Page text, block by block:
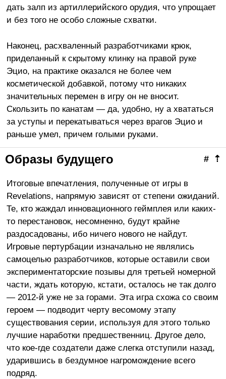
дать залп из артиллерийского орудия, что упрощает
и без того не особо сложные схватки.
Наконец, расхваленный разработчиками крюк,
приделанный к скрытому клинку на правой руке
Эцио, на практике оказался не более чем
косметической добавкой, потому что никаких
значительных перемен в игру он не вносит.
Скользить по канатам — да, удобно, ну а хвататься
за уступы и перекатываться через врагов Эцио и
раньше умел, причем голыми руками.
⇡
#
Образы будущего
Итоговые впечатления, полученные от игры в
Revelations, напрямую зависят от степени ожиданий.
Те, кто жаждал инновационного геймплея или каких-
то перестановок, несомненно, будут крайне
раздосадованы, ибо ничего нового не найдут.
Игровые пертурбации изначально не являлись
самоцелью разработчиков, которые оставили свои
экспериментаторские позывы для третьей номерной
части, ждать которую, кстати, осталось не так долго
— 2012-й уже не за горами. Эта игра схожа со своим
героем — подводит черту весомому этапу
существования серии, используя для этого только
лучшие наработки предшественниц. Другое дело,
что кое-где создатели даже слегка отступили назад,
ударившись в бездумное нагромождение всего
подряд.